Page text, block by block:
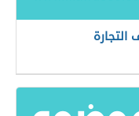
التجارة